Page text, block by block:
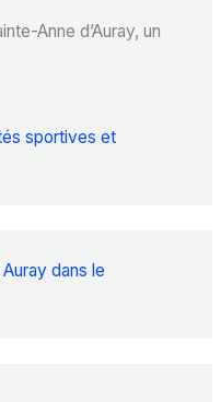
Anne d’Auray, un
sportives et
dans le